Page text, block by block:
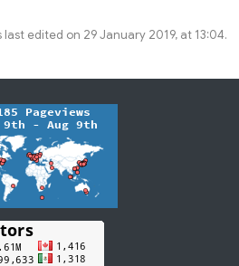
last edited on 29 January 2019, at 13:04.